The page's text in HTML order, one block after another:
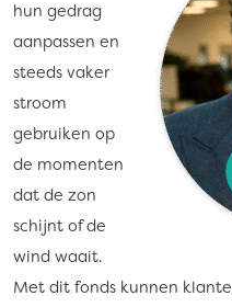
hun gedrag
aanpassen en
steeds vaker
stroom
gebruiken op
de momenten
dat de zon
schijnt of de
wind waait.
Met dit fonds kunnen